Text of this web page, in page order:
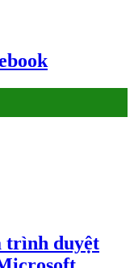
trình duyệt